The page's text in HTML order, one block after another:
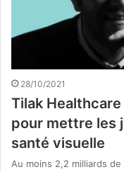
28/10/2021
Tilak Healthcare
pour mettre les
santé visuelle
Au moins 2,2 milliards